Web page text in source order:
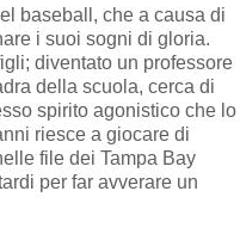
baseball, che a causa di
i suoi sogni di gloria.
diventato un professore
della scuola, cerca di
spirito agonistico che lo
riesce a giocare di
file dei Tampa Bay
per far avverare un